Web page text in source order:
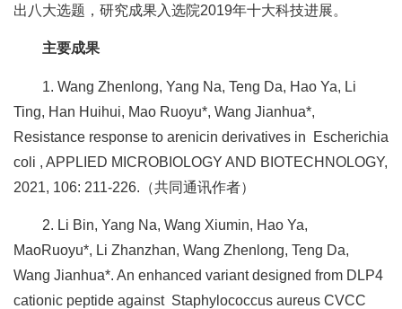
出八大选题，研究成果入选院2019年十大科技进展。
主要成果
1. Wang Zhenlong, Yang Na, Teng Da, Hao Ya, Li
Ting, Han Huihui, Mao Ruoyu*, Wang Jianhua*,
Resistance response to arenicin derivatives in Escherichia
coli , APPLIED MICROBIOLOGY AND BIOTECHNOLOGY,
2021, 106: 211-226.（共同通讯作者）
2. Li Bin, Yang Na, Wang Xiumin, Hao Ya,
MaoRuoyu*, Li Zhanzhan, Wang Zhenlong, Teng Da,
Wang Jianhua*. An enhanced variant designed from DLP4
cationic peptide against Staphylococcus aureus CVCC